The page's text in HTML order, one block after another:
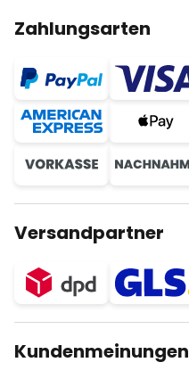
Zahlungsarten
Versandpartner
Kundenmeinungen